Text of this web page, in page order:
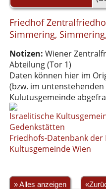
Friedhof
Simmering,
Notizen: Wiener
Abteilung (Tor 1)
Daten können hier im
(bzw. im untenstehenden
Kulutusgemeinde
Israelitische
Gedenkstätten
Friedhofs-Datenbank der
Kultusgemeinde Wien
» Alles anzeigen